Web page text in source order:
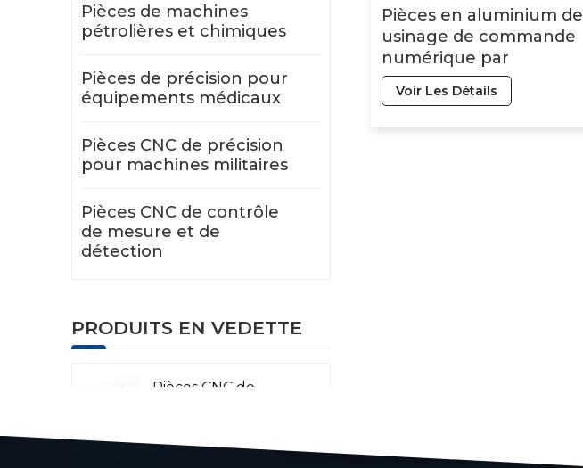
Pièces en aluminium de
usinage de commande
numérique par
ordinateur d'accessoires
adaptés aux besoins du
Voir Les Détails
Pièces de machines
pétrolières et chimiques
Pièces de précision pour
équipements médicaux
Pièces CNC de précision
pour machines militaires
Pièces CNC de contrôle
de mesure et de
détection
PRODUITS EN VEDETTE
Pièces CNC de